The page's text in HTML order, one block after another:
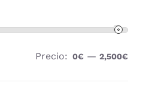
Precio: 0€ —2,500€